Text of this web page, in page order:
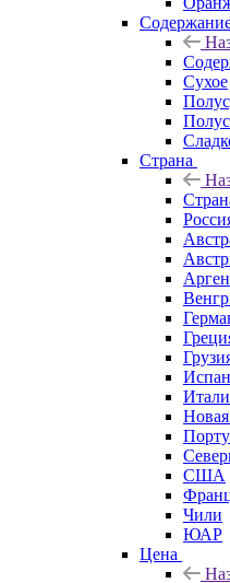
Сухое
Страна
США
Чили
ЮАР
Цена